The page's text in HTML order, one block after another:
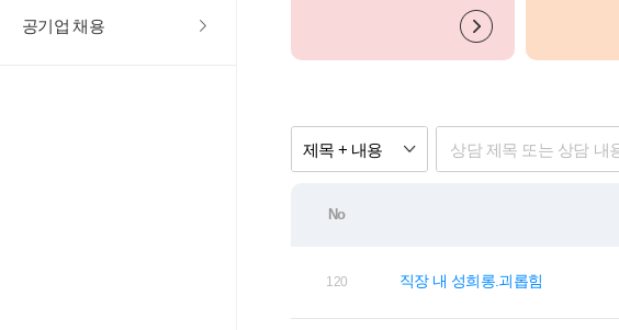
공기업 채용
제목 + 내용
No
120 직장 내 성희롱.괴롭힘